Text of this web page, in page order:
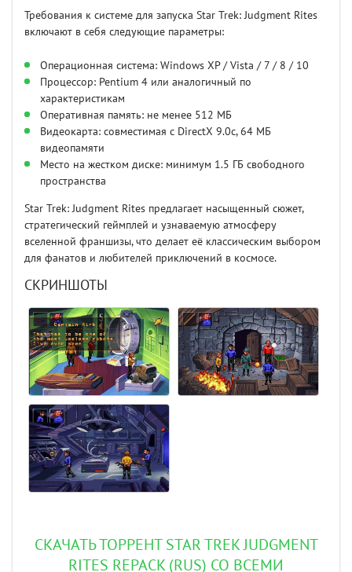
Требования к системе для запуска Star Trek: Judgment Rites
включают в себя следующие параметры:
Операционная система: Windows XP / Vista / 7 / 8 / 10
Процессор: Pentium 4 или аналогичный по
характеристикам
Оперативная память: не менее 512 МБ
Видеокарта: совместимая с DirectX 9.0c, 64 МБ
видеопамяти
Место на жестком диске: минимум 1.5 ГБ свободного
пространства
Star Trek: Judgment Rites предлагает насыщенный сюжет,
стратегический геймплей и узнаваемую атмосферу
вселенной франшизы, что делает её классическим выбором
для фанатов и любителей приключений в космосе.
СКРИНШОТЫ
СКАЧАТЬ ТОРРЕНТ STAR TREK JUDGMENT
RITES REPACK (RUS) СО ВСЕМИ